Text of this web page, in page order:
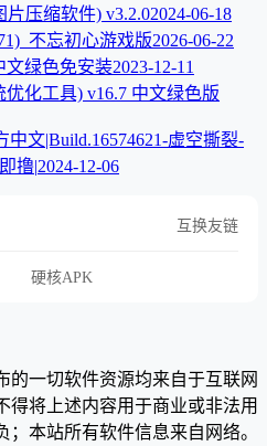
压缩软件) v3.2.02024-06-18
不忘初心游戏版2026-06-22
文绿色免安装2023-12-11
优化工具) v16.7 中文绿色版
文|Build.16574621-虚空撕裂-
撸|2024-12-06
互换友链
硬核APK
的一切软件资源均来自于互联网
得将上述内容用于商业或非法用
本站所有软件信息来自网络。